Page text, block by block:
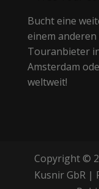
Bucht eine
einem
Touranbieter
Amsterdam
weltweit!
Copyright ©
Kusnir GbR |